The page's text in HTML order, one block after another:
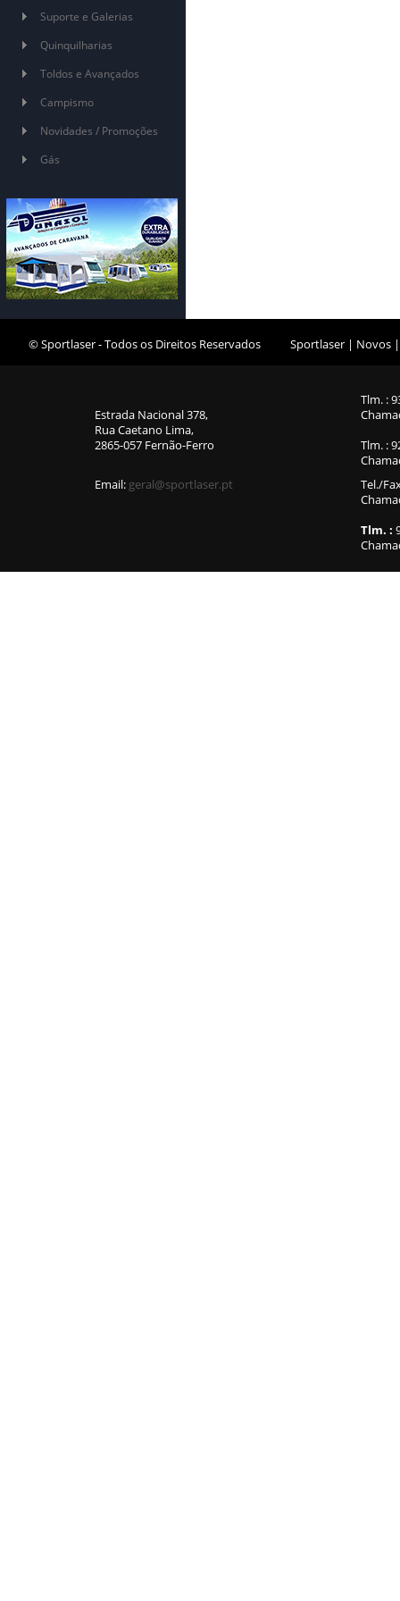
Suporte e Galerias
Quinquilharias
Toldos e Avançados
Campismo
Novidades / Promoções
Gás
© Sportlaser - Todos os Direitos Reservados Sportlaser | Novos
Estrada Nacional 378,
Rua Caetano Lima,
2865-057 Fernão-Ferro
Email: geral@sportlaser.pt
Tlm. :
Tlm. :
Tel./
Tlm. :